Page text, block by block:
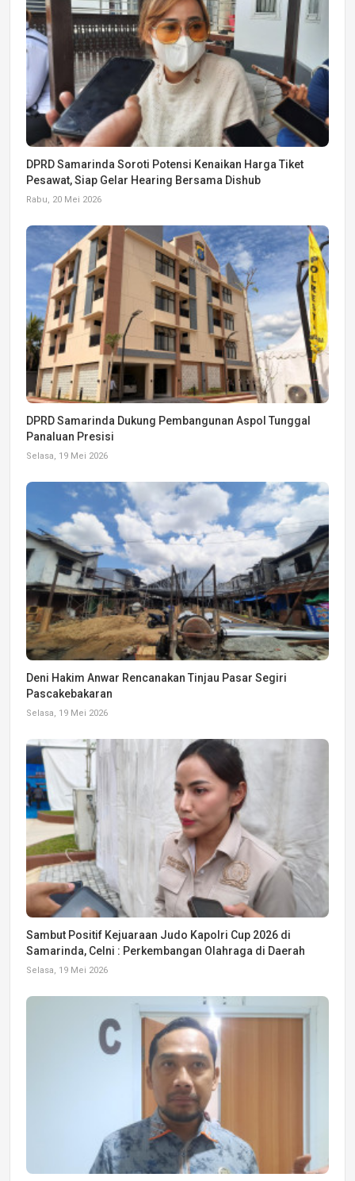
DPRD Samarinda Soroti Potensi Kenaikan Harga Tiket
Pesawat, Siap Gelar Hearing Bersama Dishub
Rabu, 20 Mei 2026
DPRD Samarinda Dukung Pembangunan Aspol Tunggal
Panaluan Presisi
Selasa, 19 Mei 2026
Deni Hakim Anwar Rencanakan Tinjau Pasar Segiri
Pascakebakaran
Selasa, 19 Mei 2026
Sambut Positif Kejuaraan Judo Kapolri Cup 2026 di
Samarinda, Celni : Perkembangan Olahraga di Daerah
Selasa, 19 Mei 2026